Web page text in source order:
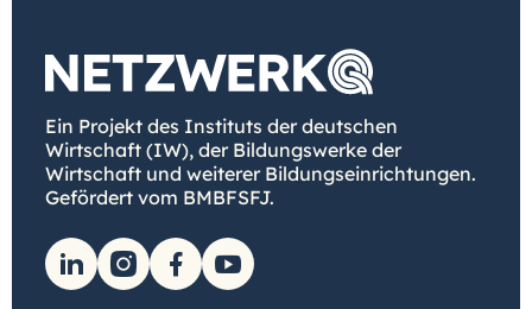
Ein Projekt des Instituts der deutschen
Wirtschaft (IW), der Bildungswerke der
Wirtschaft und weiterer Bildungseinrichtungen.
Gefördert vom BMBFSFJ.